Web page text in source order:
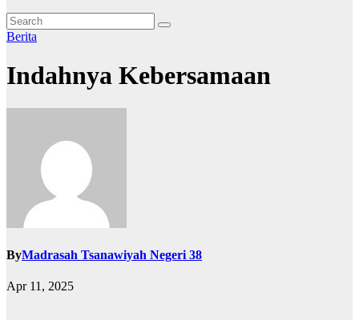
Berita
Indahnya Kebersamaan
ByMadrasah Tsanawiyah Negeri 38
Apr 11, 2025